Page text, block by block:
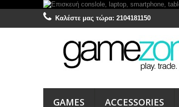
Καλέστε μας τώρα: 2104181150
GAMES ACCESSORIES